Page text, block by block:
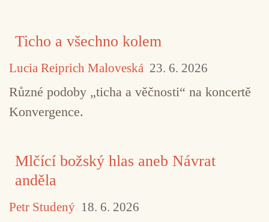
Ticho a všechno kolem
Lucia Reiprich Maloveská 23. 6. 2026
Různé podoby „ticha a věčnosti“ na koncertě
Konvergence.
Mlčící božský hlas aneb Návrat
anděla
Petr Studený 18. 6. 2026